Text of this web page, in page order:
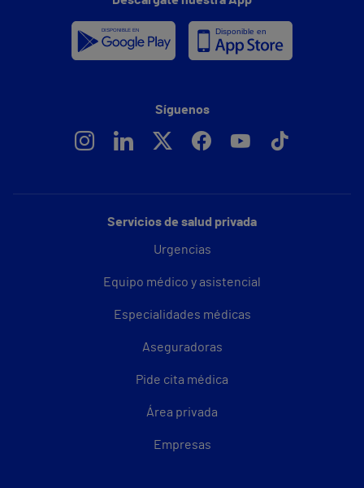
Servicios de salud privada
Urgencias
Equipo médico y asistencial
Especialidades médicas
Aseguradoras
Pide cita médica
Área privada
Empresas
Síguenos